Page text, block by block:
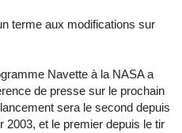
terme aux modifications sur
Navette à la NASA a
de presse sur le prochain
sera le second depuis
2003, et le premier depuis le tir